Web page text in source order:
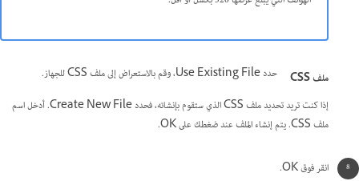
ملف CSS
حدد Use Existing File، وقم بالاستعراض إلى ملف CSS للجهاز.
إذا كنت تريد تحديد ملف CSS الذي ستقوم بإنشائه، فحدد Create New File. أدخل اسم
ملف CSS. يتم إنشاء الملف عند ضغطك على OK.
انقر فوق OK.